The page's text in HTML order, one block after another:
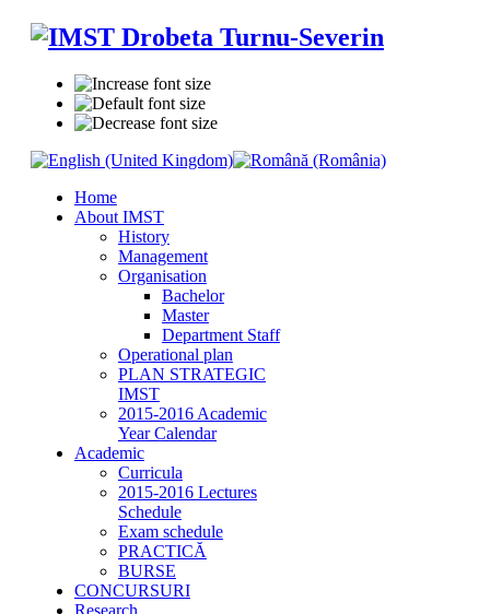
Home
About IMST
History
Management
Organisation
Bachelor
Master
Department Staff
Operational plan
PLAN STRATEGIC
IMST
2015-2016 Academic
Year Calendar
Academic
Curricula
2015-2016 Lectures
Schedule
Exam schedule
PRACTICĂ
BURSE
CONCURSURI